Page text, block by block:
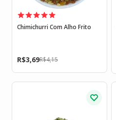
Chimichurri Com Alho Frito
R$4,15
R$3,69